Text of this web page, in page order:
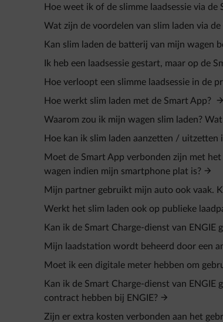
Hoe weet ik of de slimme laadsessie via de
Wat zijn de voordelen van slim laden via de
Kan slim laden de batterij van mijn wagen
Ik heb een laadsessie gestart, maar op de
Hoe verloopt een slimme laadsessie in de
Hoe werkt slim laden met de Smart App?
Waarom zou ik mijn wagen slim laden?
Hoe kan ik slim laden aanzetten / uitzetten
Moet de Smart App verbonden zijn met
wagen indien mijn smartphone plat is?
Mijn partner gebruikt mijn auto ook vaak.
Werkt het slim laden ook op publieke
Kan ik de Smart Charge-dienst van
Mijn laadstation wordt beheerd door een
Moet ik een digitale meter hebben om
Kan ik de Smart Charge-dienst van
contract hebben bij ENGIE?
Zijn er extra kosten verbonden aan het